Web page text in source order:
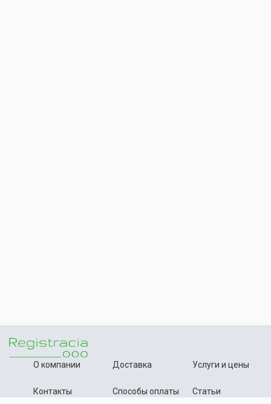
О компании
Контакты
Доставка
Способы оплаты
Услуги и цены
Статьи